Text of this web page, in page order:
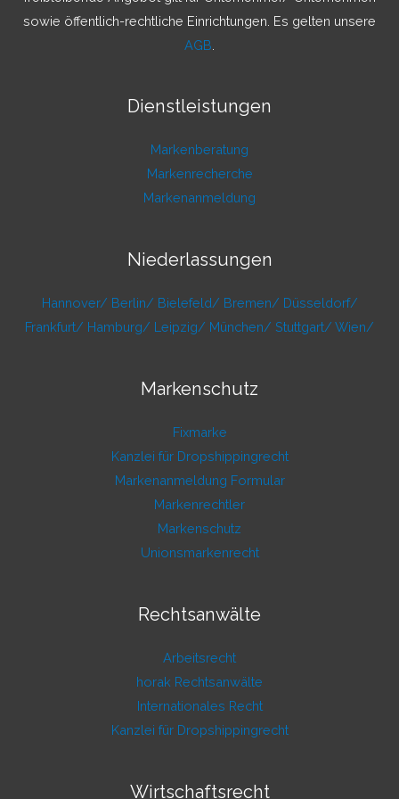
sowie öffentlich-rechtliche Einrichtungen. Es gelten unsere
AGB
Dienstleistungen
Markenberatung
Markenrecherche
Markenanmeldung
Niederlassungen
Hannover/ Berlin/ Bielefeld/ Bremen/ Düsseldorf/
Frankfurt/ Hamburg/ Leipzig/ München/ Stuttgart/ Wien/
Markenschutz
Fixmarke
Kanzlei für Dropshippingrecht
Markenanmeldung Formular
Markenrechtler
Markenschutz
Unionsmarkenrecht
Rechtsanwälte
Arbeitsrecht
horak Rechtsanwälte
Internationales Recht
Kanzlei für Dropshippingrecht
Wirtschaftsrecht